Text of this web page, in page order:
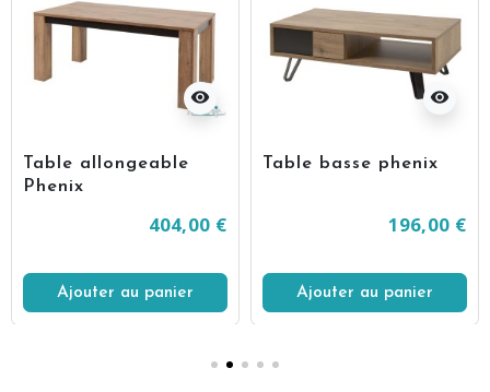
visibility
Table allongeable
Phenix
404,00 €
Ajouter au panier
visibility
Table basse phenix
196,00 €
Ajouter au panier